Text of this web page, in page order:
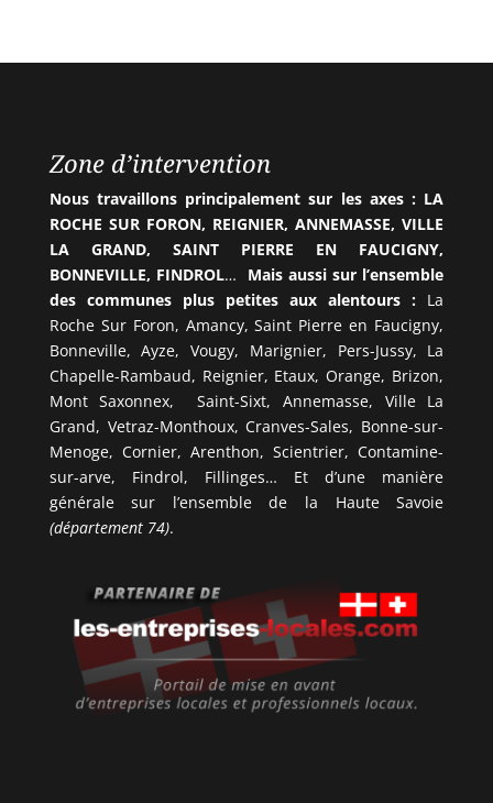
Zone d’intervention
Nous travaillons principalement sur les axes : LA
ROCHE SUR FORON, REIGNIER, ANNEMASSE, VILLE
LA GRAND, SAINT PIERRE EN FAUCIGNY,
BONNEVILLE, FINDROL… Mais aussi sur l’ensemble
des communes plus petites aux alentours : La
Roche Sur Foron, Amancy, Saint Pierre en Faucigny,
Bonneville, Ayze, Vougy, Marignier, Pers-Jussy, La
Chapelle-Rambaud, Reignier, Etaux, Orange, Brizon,
Mont Saxonnex, Saint-Sixt, Annemasse, Ville La
Grand, Vetraz-Monthoux, Cranves-Sales, Bonne-sur-
Menoge, Cornier, Arenthon, Scientrier, Contamine-
sur-arve, Findrol, Fillinges… Et d’une manière
générale sur l’ensemble de la Haute Savoie
(département 74).